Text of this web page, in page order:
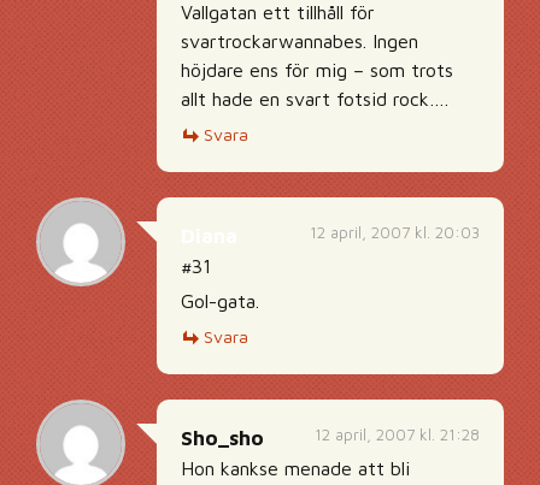
Vallgatan ett tillhåll för
svartrockarwannabes. Ingen
höjdare ens för mig – som trots
allt hade en svart fotsid rock….
Svara
12 april, 2007 kl. 20:03
#31
Gol-gata.
Svara
12 april, 2007 kl. 21:28
Sho_sho
Hon kankse menade att bli